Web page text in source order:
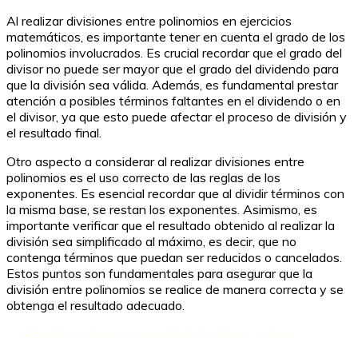
Al realizar divisiones entre polinomios en ejercicios
matemáticos, es importante tener en cuenta el grado de los
polinomios involucrados. Es crucial recordar que el grado del
divisor no puede ser mayor que el grado del dividendo para
que la división sea válida. Además, es fundamental prestar
atención a posibles términos faltantes en el dividendo o en
el divisor, ya que esto puede afectar el proceso de división y
el resultado final.
Otro aspecto a considerar al realizar divisiones entre
polinomios es el uso correcto de las reglas de los
exponentes. Es esencial recordar que al dividir términos con
la misma base, se restan los exponentes. Asimismo, es
importante verificar que el resultado obtenido al realizar la
división sea simplificado al máximo, es decir, que no
contenga términos que puedan ser reducidos o cancelados.
Estos puntos son fundamentales para asegurar que la
división entre polinomios se realice de manera correcta y se
obtenga el resultado adecuado.